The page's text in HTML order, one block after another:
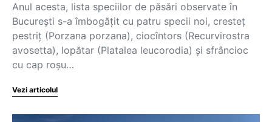
Anul acesta, lista speciilor de păsări observate în
București s-a îmbogățit cu patru specii noi, cresteț
pestriț (Porzana porzana), ciocîntors (Recurvirostra
avosetta), lopătar (Platalea leucorodia) și sfrâncioc
cu cap roșu…
Vezi articolul